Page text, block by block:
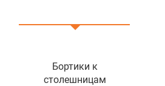
Бортики к
столешницам